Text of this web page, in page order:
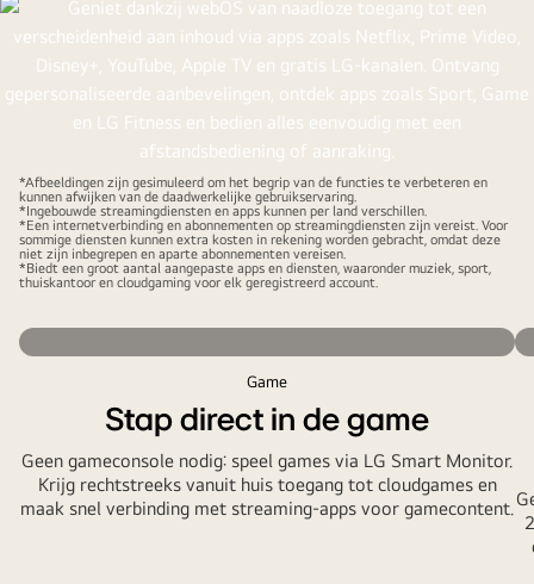
*Afbeeldingen zijn gesimuleerd om het begrip van de functies te verbeteren en
kunnen afwijken van de daadwerkelijke gebruikservaring.
*Ingebouwde streamingdiensten en apps kunnen per land verschillen.
*Een internetverbinding en abonnementen op streamingdiensten zijn vereist. Voor
sommige diensten kunnen extra kosten in rekening worden gebracht, omdat deze
niet zijn inbegrepen en aparte abonnementen vereisen.
*Biedt een groot aantal aangepaste apps en diensten, waaronder muziek, sport,
thuiskantoor en cloudgaming voor elk geregistreerd account.
Game
Stap direct in de game
Geen gameconsole nodig: speel games via LG Smart Monitor.
Krijg rechtstreeks vanuit huis toegang tot cloudgames en
maak snel verbinding met streaming-apps voor gamecontent.